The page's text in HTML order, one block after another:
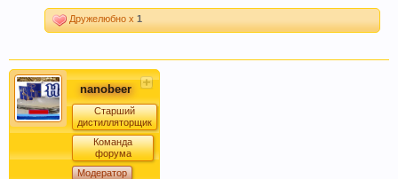
же наоборот защищает ДНК.
Дружелюбно x 1
nanobeer
Старший
дистилляторщик
Команда
форума
Модератор